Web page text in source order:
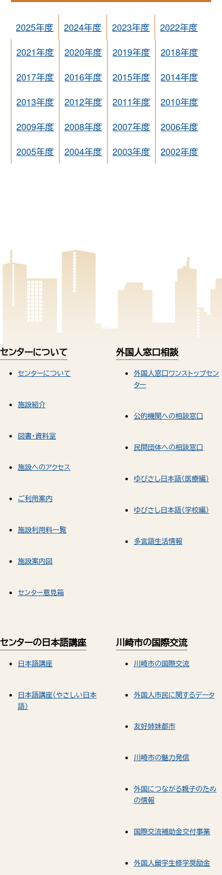
2025年度 2024年度 2023年度
2022年度
2021年度
2020年度 2019年度
2018年度
2017年度
2016年度 2015年度
2014年度
2013年度
2012年度 2011年度
2010年度
2009年度
2008年度 2007年度
2006年度
2005年度
2004年度 2003年度 2002年度
センターについて
センターについて
施設紹介
図書・資料室
施設へのアクセス
ご利用案内
施設利用料一覧
施設案内図
センター意見箱
外国人窓口相談
外国人窓口ワンストップセン
ター
公的機関への相談窓口
民間団体への相談窓口
ゆびさし日本語（医療編）
ゆびさし日本語（学校編）
多言語生活情報
センターの日本語講座
日本語講座
日本語講座（やさしい日本
語）
川崎市の国際交流
川崎市の国際交流
外国人市民に関するデータ
友好姉妹都市
川崎市の魅力発信
外国につながる親子のため
の情報
国際交流補助金交付事業
外国人留学生修学奨励金